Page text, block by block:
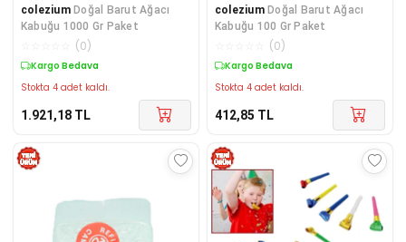
colezium Doğal Barut Ağacı
Kabuğu 1000 Gr Paket
(0)
Kargo Bedava
Stokta 4 adet kaldı.
1.921,18 TL
colezium Doğal Barut Ağacı
Kabuğu 100 Gr Paket
(0)
Kargo Bedava
Stokta 4 adet kaldı.
412,85 TL